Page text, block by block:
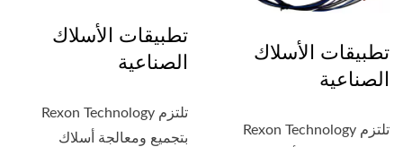
تطبيقات الأسلاك
الصناعية
تلتزم Rexon Technology
تطبيقات الأسلاك
الصناعية
تلتزم Rexon Technology
بتجميع ومعالجة أسلاك